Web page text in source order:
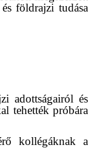
földrajzi tudása
adottságairól és
tehették próbára
kollégáknak a